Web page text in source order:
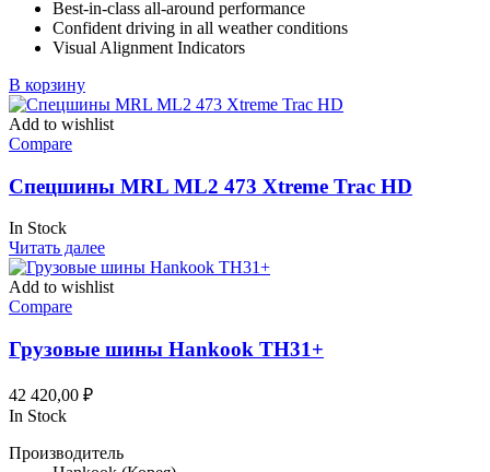
124,58 ₽.
Best-in-class all-around performance
Confident driving in all weather conditions
Visual Alignment Indicators
В корзину
Add to wishlist
Compare
Спецшины MRL ML2 473 Xtreme Trac HD
In Stock
Читать далее
Add to wishlist
Compare
Грузовые шины Hankook TH31+
42 420,00 ₽
In Stock
Производитель